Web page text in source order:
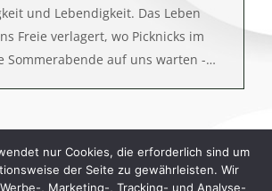
und Lebendigkeit. Das Leben
Freie verlagert, wo Picknicks im
Sommerabende auf uns warten -…
1 2 →
nur Cookies, die erforderlich sind um
der Seite zu gewährleisten. Wir
, Marketing-, Tracking- und Analyse-